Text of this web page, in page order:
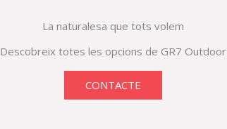
La naturalesa que tots volem
Descobreix totes les opcions de GR7 Outdoor
CONTACTE